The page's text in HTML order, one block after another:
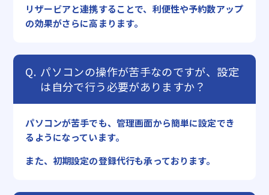
リザービアと連携することで、利便性や予約数アップ
の効果がさらに高まります。
パソコンの操作が苦手なのですが、設定
は自分で行う必要がありますか？
パソコンが苦手でも、管理画面から簡単に設定でき
るようになっています。
また、初期設定の登録代行も承っております。